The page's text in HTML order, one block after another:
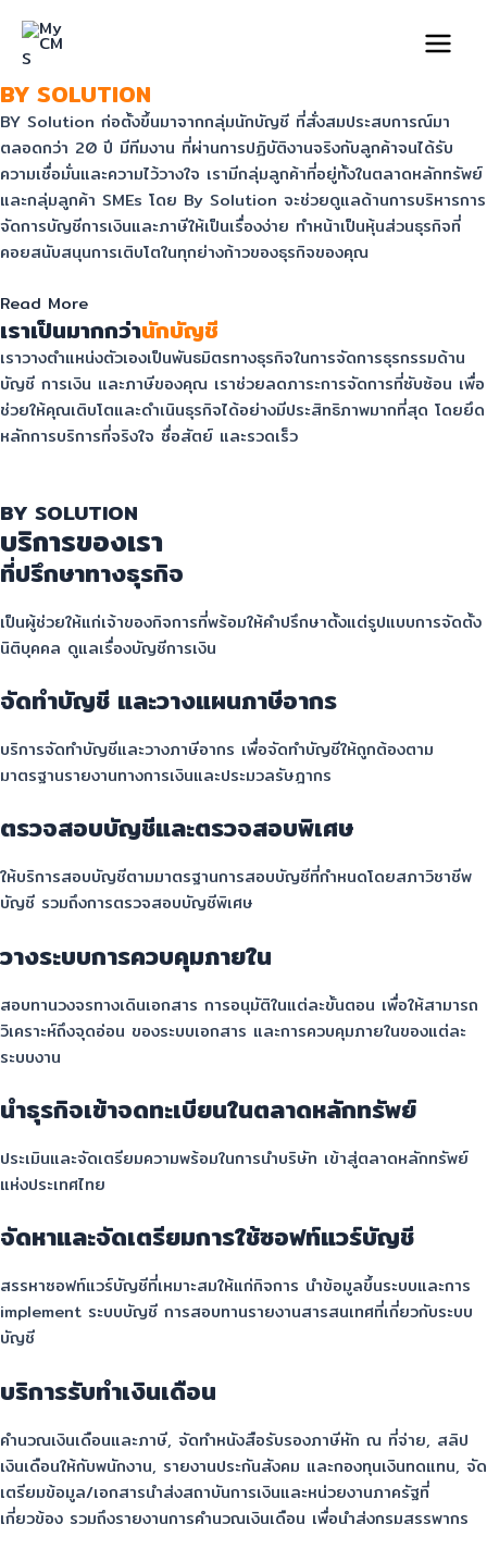
content
Menu
ทำไมต้อง
BY SOLUTION
BY Solution ก่อตั้งขึ้นมาจากกลุ่มนักบัญชี ที่สั่งสมประสบการณ์มา
ตลอดกว่า 20 ปี มีทีมงาน ที่ผ่านการปฏิบัติงานจริงกับลูกค้าจนได้รับ
ความเชื่อมั่นและความไว้วางใจ เรามีกลุ่มลูกค้าที่อยู่ทั้งในตลาดหลักทรัพย์
และกลุ่มลูกค้า SMEs โดย By Solution จะช่วยดูแลด้านการบริหารการ
จัดการบัญชีการเงินและภาษีให้เป็นเรื่องง่าย ทำหน้าเป็นหุ้นส่วนธุรกิจที่
คอยสนับสนุนการเติบโตในทุกย่างก้าวของธุรกิจของคุณ
Read More
เราเป็นมากกว่านักบัญชี
เราวางตำแหน่งตัวเองเป็นพันธมิตรทางธุรกิจในการจัดการธุรกรรมด้าน
บัญชี การเงิน และภาษีของคุณ เราช่วยลดภาระการจัดการที่ซับซ้อน เพื่อ
ช่วยให้คุณเติบโตและดำเนินธุรกิจได้อย่างมีประสิทธิภาพมากที่สุด โดยยึด
หลักการบริการที่จริงใจ ซื่อสัตย์ และรวดเร็ว
BY SOLUTION
บริการของเรา
ที่ปรึกษาทางธุรกิจ
เป็นผู้ช่วยให้แก่เจ้าของกิจการที่พร้อมให้คำปรึกษาตั้งแต่รูปแบบการจัดตั้ง
นิติบุคคล ดูแลเรื่องบัญชีการเงิน
จัดทำบัญชี และวางแผนภาษีอากร
บริการจัดทำบัญชีและวางภาษีอากร เพื่อจัดทำบัญชีให้ถูกต้องตาม
มาตรฐานรายงานทางการเงินและประมวลรัษฎากร
ตรวจสอบบัญชีและตรวจสอบพิเศษ
ให้บริการสอบบัญชีตามมาตรฐานการสอบบัญชีที่กำหนดโดยสภาวิชาชีพ
บัญชี รวมถึงการตรวจสอบบัญชีพิเศษ
วางระบบการควบคุมภายใน
สอบทานวงจรทางเดินเอกสาร การอนุมัติในแต่ละขั้นตอน เพื่อให้สามารถ
วิเคราะห์ถึงจุดอ่อน ของระบบเอกสาร และการควบคุมภายในของแต่ละ
ระบบงาน
นำธุรกิจเข้าจดทะเบียนในตลาดหลักทรัพย์
ประเมินและจัดเตรียมความพร้อมในการนำบริษัท เข้าสู่ตลาดหลักทรัพย์
แห่งประเทศไทย
จัดหาและจัดเตรียมการใช้ซอฟท์แวร์บัญชี
สรรหาซอฟท์แวร์บัญชีที่เหมาะสมให้แก่กิจการ นำข้อมูลขึ้นระบบและการ
implement ระบบบัญชี การสอบทานรายงานสารสนเทศที่เกี่ยวกับระบบ
บัญชี
บริการรับทำเงินเดือน
คำนวณเงินเดือนและภาษี, จัดทำหนังสือรับรองภาษีหัก ณ ที่จ่าย, สลิป
เงินเดือนให้กับพนักงาน, รายงานประกันสังคม และกองทุนเงินทดแทน, จัด
เตรียมข้อมูล/เอกสารนำส่งสถาบันการเงินและหน่วยงานภาครัฐที่
เกี่ยวข้อง รวมถึงรายงานการคำนวณเงินเดือน เพื่อนำส่งกรมสรรพากร